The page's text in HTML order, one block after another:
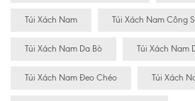
Túi Xách Nam Túi Xách Nam Công
Túi Xách Nam Da Bò Túi Xách Nam
Túi Xách Nam Đeo Chéo Túi Xách